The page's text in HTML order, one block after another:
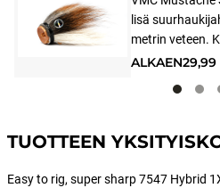
lisä
metrin veteen.
ja ilmava
työntävät
äärimmäisen
signaalin isolle
ALKAEN
TUOTTEEN
Easy to rig, super sharp 7547 Hybrid